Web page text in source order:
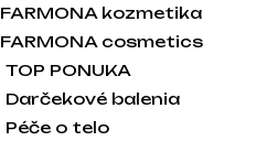
FARMONA kozmetika
FARMONA cosmetics
TOP PONUKA
Darčekové balenia
Péče o telo